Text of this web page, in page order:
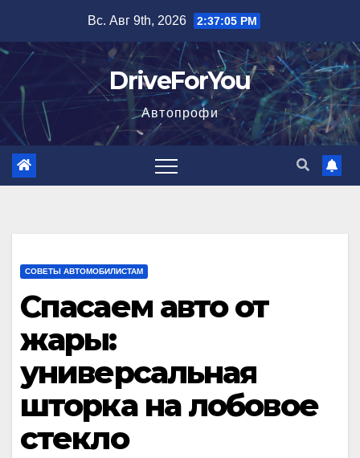
содержимому
Вс. Авг 9th, 2026 2:37:06 PM
DriveForYou
Автопрофи
СОВЕТЫ АВТОМОБИЛИСТАМ
Спасаем авто от
жары:
универсальная
шторка на лобовое
стекло